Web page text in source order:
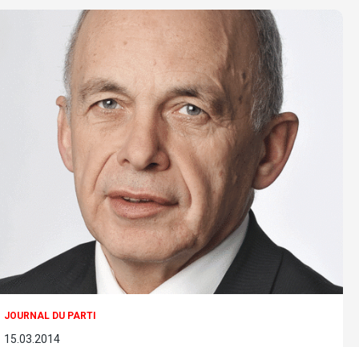
JOURNAL DU PARTI
15.03.2014